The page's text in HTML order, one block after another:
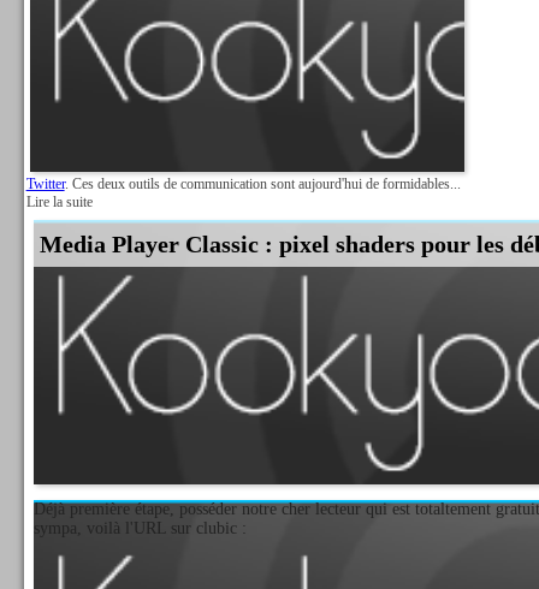
Twitter. Ces deux outils de communication sont aujourd'hui de formidables...
Lire la suite
Media Player Classic : pixel shaders pour les
Déjà première étape, posséder notre cher lecteur qui est totaltement
sympa, voilà l'URL sur clubic :